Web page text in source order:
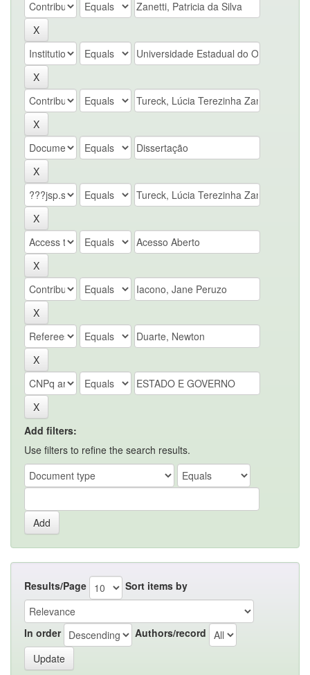
Add filters:
Use filters to refine the search results.
Results/Page Sort items by
In order Authors/record